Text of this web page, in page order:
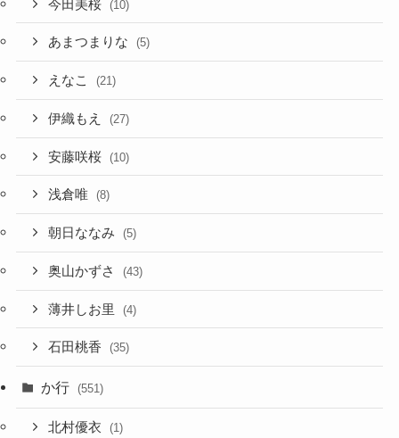
今田美桜 (10)
あまつまりな (5)
えなこ (21)
伊織もえ (27)
安藤咲桜 (10)
浅倉唯 (8)
朝日ななみ (5)
奥山かずさ (43)
薄井しお里 (4)
石田桃香 (35)
か行 (551)
北村優衣 (1)